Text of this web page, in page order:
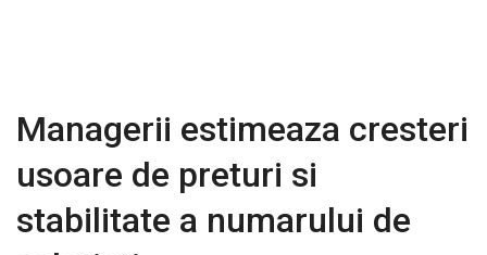
Managerii estimeaza cresteri
usoare de preturi si
stabilitate a numarului de